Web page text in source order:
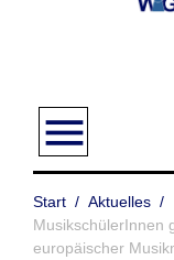
menu
Start / Aktuelles /
MusikschülerInnen
europäischer